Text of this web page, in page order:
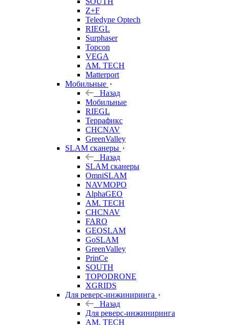
Z+F
Teledyne Optech
RIEGL
Surphaser
Topcon
VEGA
AM. TECH
Matterport
Мобильные
Назад
Мобильные
RIEGL
Террафикс
CHCNAV
GreenValley
SLAM сканеры
Назад
SLAM сканеры
OmniSLAM
NAVMOPO
AlphaGEO
AM. TECH
CHCNAV
FARO
GEOSLAM
GoSLAM
GreenValley
PrinCe
SOUTH
TOPODRONE
XGRIDS
Для реверс-инжиниринга
Назад
Для реверс-инжиниринга
AM. TECH